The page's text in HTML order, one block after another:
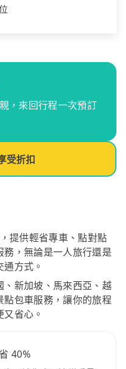
，來回行程一次預訂
受折扣
提供輕省專車、點對點
，無論是一人旅行還是
方式。
、新加坡、馬來西亞、越
點包車服務，讓你的旅程
省心。
40%